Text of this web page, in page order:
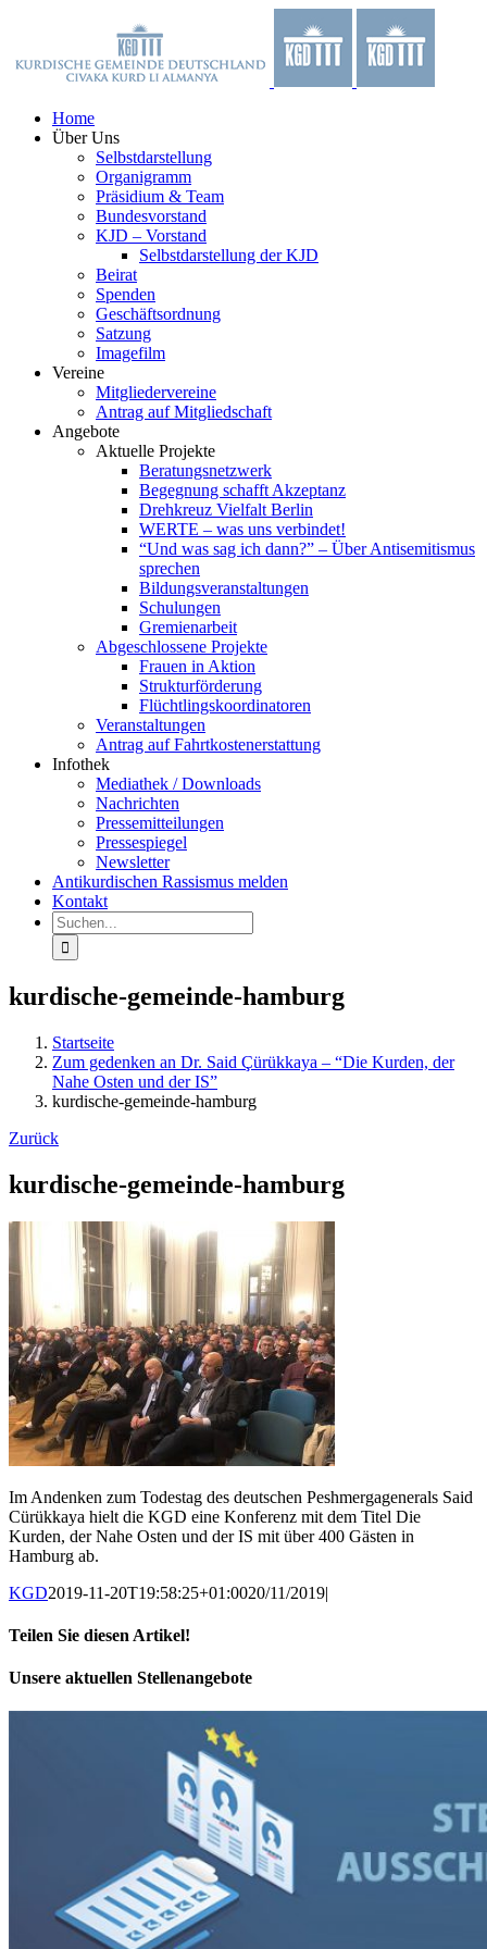
springen
Home
Über Uns
Selbstdarstellung
Organigramm
Präsidium & Team
Bundesvorstand
KJD – Vorstand
Selbstdarstellung der KJD
Beirat
Spenden
Geschäftsordnung
Satzung
Imagefilm
Vereine
Mitgliedervereine
Antrag auf Mitgliedschaft
Angebote
Aktuelle Projekte
Beratungsnetzwerk
Begegnung schafft Akzeptanz
Drehkreuz Vielfalt Berlin
WERTE – was uns verbindet!
“Und was sag ich dann?” – Über Antisemitismus
sprechen
Bildungsveranstaltungen
Schulungen
Gremienarbeit
Abgeschlossene Projekte
Frauen in Aktion
Strukturförderung
Flüchtlingskoordinatoren
Veranstaltungen
Antrag auf Fahrtkostenerstattung
Infothek
Mediathek / Downloads
Nachrichten
Pressemitteilungen
Pressespiegel
Newsletter
Antikurdischen Rassismus melden
Kontakt
Suche
nach:
kurdische-gemeinde-hamburg
Startseite
Zum gedenken an Dr. Said Çürükkaya – “Die Kurden, der
Nahe Osten und der IS”
kurdische-gemeinde-hamburg
Zurück
kurdische-gemeinde-hamburg
Im Andenken zum Todestag des deutschen Peshmergagenerals Said
Cürükkaya hielt die KGD eine Konferenz mit dem Titel Die
Kurden, der Nahe Osten und der IS mit über 400 Gästen in
Hamburg ab.
KGD2019-11-20T19:58:25+01:0020/11/2019|
Teilen Sie diesen Artikel!
Facebook
X
WhatsApp
Pinterest
E-
Unsere aktuellen Stellenangebote